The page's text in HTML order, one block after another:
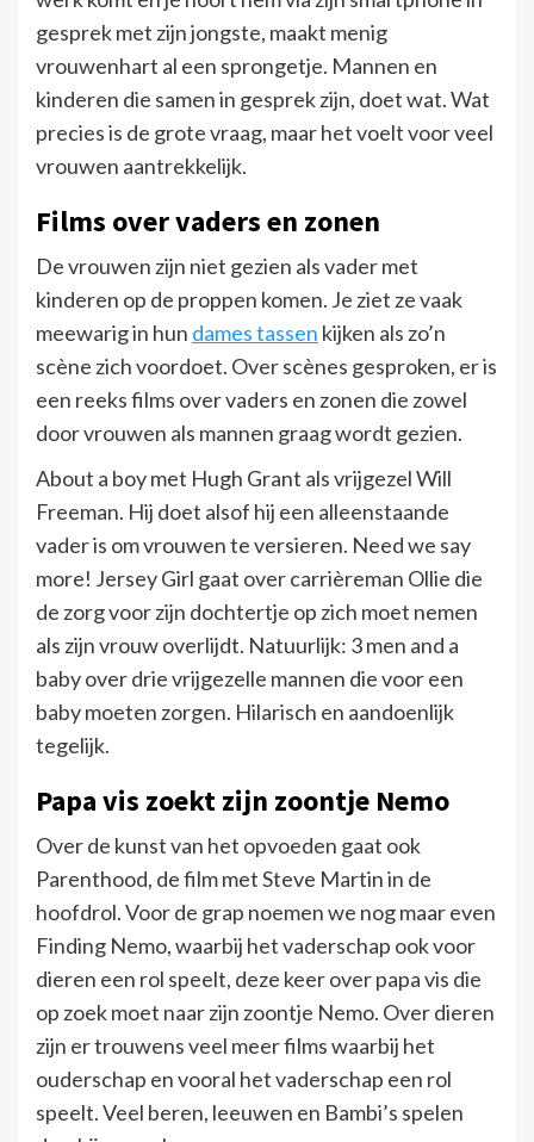
gesprek met zijn jongste, maakt menig
vrouwenhart al een sprongetje. Mannen en
kinderen die samen in gesprek zijn, doet wat. Wat
precies is de grote vraag, maar het voelt voor veel
vrouwen aantrekkelijk.
Films over vaders en zonen
De vrouwen zijn niet gezien als vader met
kinderen op de proppen komen. Je ziet ze vaak
meewarig in hun dames tassen kijken als zo’n
scène zich voordoet. Over scènes gesproken, er is
een reeks films over vaders en zonen die zowel
door vrouwen als mannen graag wordt gezien.
About a boy met Hugh Grant als vrijgezel Will
Freeman. Hij doet alsof hij een alleenstaande
vader is om vrouwen te versieren. Need we say
more! Jersey Girl gaat over carrièreman Ollie die
de zorg voor zijn dochtertje op zich moet nemen
als zijn vrouw overlijdt. Natuurlijk: 3 men and a
baby over drie vrijgezelle mannen die voor een
baby moeten zorgen. Hilarisch en aandoenlijk
tegelijk.
Papa vis zoekt zijn zoontje Nemo
Over de kunst van het opvoeden gaat ook
Parenthood, de film met Steve Martin in de
hoofdrol. Voor de grap noemen we nog maar even
Finding Nemo, waarbij het vaderschap ook voor
dieren een rol speelt, deze keer over papa vis die
op zoek moet naar zijn zoontje Nemo. Over dieren
zijn er trouwens veel meer films waarbij het
ouderschap en vooral het vaderschap een rol
speelt. Veel beren, leeuwen en Bambi’s spelen